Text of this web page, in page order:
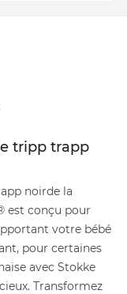
tripp trapp
noirde la
est conçu pour
votre bébé
pour certaines
avec Stokke
Transformez